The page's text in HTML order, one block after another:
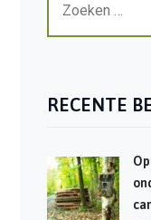
RECENTE